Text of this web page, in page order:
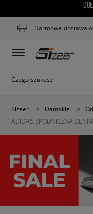
Darmowa dostawa
Sizeer > Damskie >
ADIDAS SPÓDNICZKA